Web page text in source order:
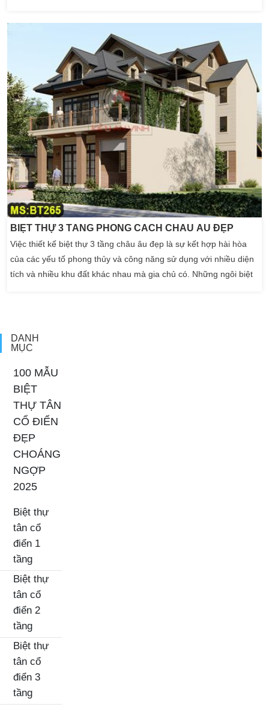
Chắc chắn khi chiêm ngưỡng những hình ảnh của mẫu dinh thự
3 tầng tân cổ điển của gia đình Anh […]
BIỆT THỰ 3 TẦNG PHONG CÁCH CHÂU ÂU ĐẸP
Việc thiết kế biệt thự 3 tầng châu âu đẹp là sự kết hợp hài hòa
của các yếu tố phong thủy và công năng sử dụng với nhiều diện
tích và nhiều khu đất khác nhau mà gia chủ có. Những ngôi biệt
DANH
MỤC
100 MẪU
BIỆT
THỰ TÂN
CỔ ĐIỂN
ĐẸP
CHOÁNG
NGỢP
2025
Biệt thự
tân cổ
điển 1
tầng
Biệt thự
tân cổ
điển 2
tầng
Biệt thự
tân cổ
điển 3
tầng